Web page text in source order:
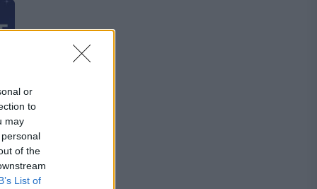
or
to
may
of the
List of